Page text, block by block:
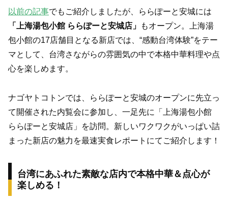
以前の記事でもご紹介しましたが、ららぽーと安城には
「上海湯包小館 ららぽーと安城店」
もオープン。上海湯
包小館の17店舗目となる新店では、“感動台湾体験”をテー
マとして、台湾さながらの雰囲気の中で本格中華料理や点
心を楽しめます。
ナゴヤトコトンでは、ららぽーと安城のオープンに先立っ
て開催された内覧会に参加し、一足先に「上海湯包小館
ららぽーと安城店」を訪問。新しいワクワクがいっぱい詰
まった新店の魅力を最速実食レポートにてご紹介します！
台湾にあふれた素敵な店内で本格中華＆点心が
楽しめる！